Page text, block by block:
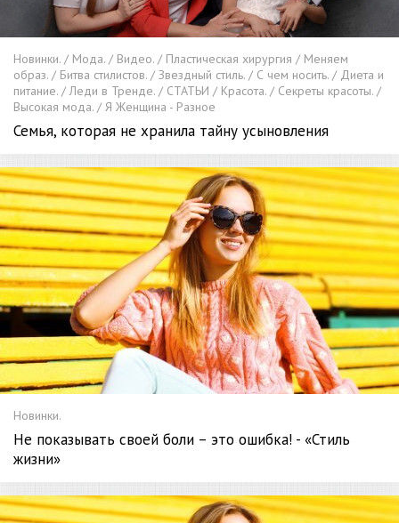
Новинки. / Мода. / Видео. / Пластическая хирургия / Меняем
образ. / Битва стилистов. / Звездный стиль. / С чем носить. / Диета и
питание. / Леди в Тренде. / СТАТЬИ / Красота. / Секреты красоты. /
Высокая мода. / Я Женщина - Разное
Семья, которая не хранила тайну усыновления
Новинки.
Не показывать своей боли – это ошибка! - «Стиль
жизни»